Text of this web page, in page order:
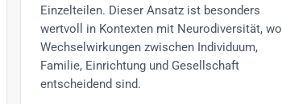
Einzelteilen. Dieser Ansatz ist besonders
wertvoll in Kontexten mit Neurodiversität, wo
Wechselwirkungen zwischen Individuum,
Familie, Einrichtung und Gesellschaft
entscheidend sind.